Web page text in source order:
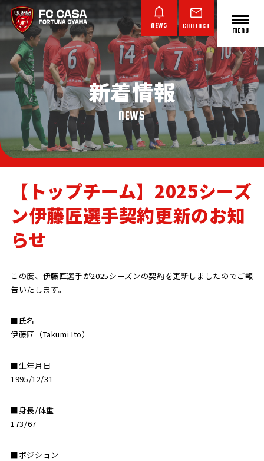
NEWS CONTACT
ABOUT FC CASA
クラブ概要
TOP TEAM
トップチーム
JUNIOR YOUTH
ジュニアユース
JUNIOR
ジュニア
SCHOOL
パートナー
MENU
新着情報
NEWS
【トップチーム】2025シーズ
ン伊藤匠選手契約更新のお知
らせ
この度、伊藤匠選手が2025シーズンの契約を更新しましたのでご報
告いたします。
■氏名
伊藤匠（Takumi Ito）
■生年月日
1995/12/31
■身長/体重
173/67
■ポジション